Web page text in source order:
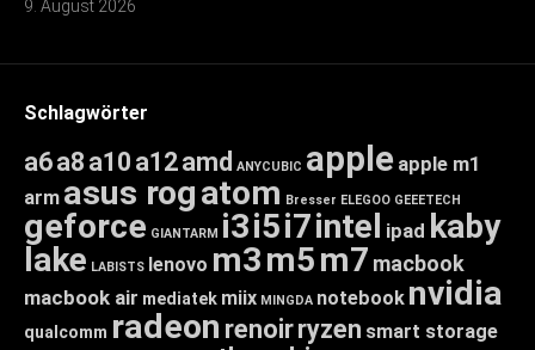
9. August 2026
Schlagwörter
a6a8 a10 a12amd ANYCUBIC apple apple m1
arm asus rogatom Bresser ELEGOO GEEETECH
geforce GIANTARM i3i5i7intel ipad kaby
lake LABISTS lenovo m3m5m7 macbook
macbook air mediatek miix MINGDA notebook nvidia
qualcomm radeon renoirryzen smart storage